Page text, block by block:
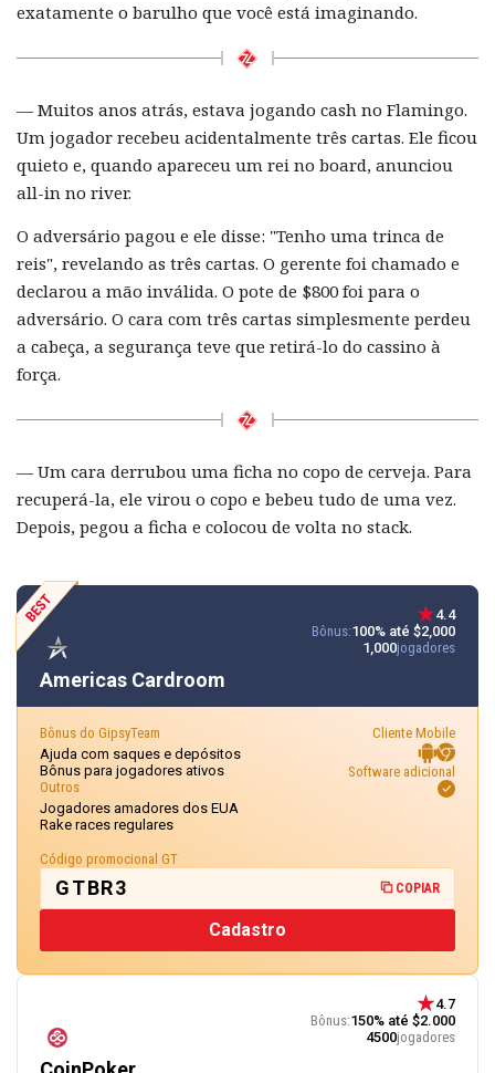
exatamente o barulho que você está imaginando.
— Muitos anos atrás, estava jogando cash no Flamingo.
Um jogador recebeu acidentalmente três cartas. Ele ficou
quieto e, quando apareceu um rei no board, anunciou
all-in no river.
O adversário pagou e ele disse: "Tenho uma trinca de
reis", revelando as três cartas. O gerente foi chamado e
declarou a mão inválida. O pote de $800 foi para o
adversário. O cara com três cartas simplesmente perdeu
a cabeça, a segurança teve que retirá-lo do cassino à
força.
— Um cara derrubou uma ficha no copo de cerveja. Para
recuperá-la, ele virou o copo e bebeu tudo de uma vez.
Depois, pegou a ficha e colocou de volta no stack.
4.7
Bônus:150% até $2.000
4500jogadores
Americas Cardroom
4.4
Bônus:100% até $2,000
1,000jogadores
Bônus do GipsyTeam
Ajuda com saques e depósitos
Bônus para jogadores ativos
Outros
Jogadores amadores dos EUA
Rake races regulares
Cliente Mobile
Software adicional
Código promocional GT
GTBR3 COPIAR
Cadastro